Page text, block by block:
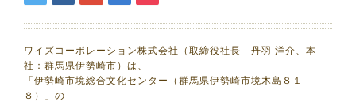
ワイズコーポレーション株式会社（取締役社長 丹羽 洋介、本
社：群馬県伊勢崎市）は、
「伊勢崎市境総合文化センター（群馬県伊勢崎市境木島８１
８）」の